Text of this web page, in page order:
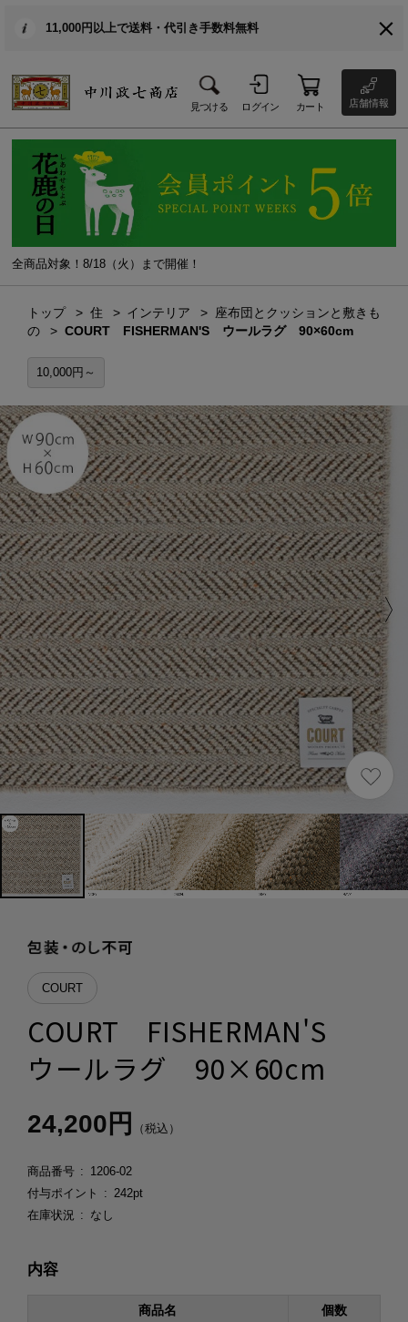
11,000円以上で送料・代引き手数料無料
見つける ログイン カート 店舗情報
全商品対象！8/18（火）まで開催！
トップ 住 インテリア
座布団とクッションと敷きも
の
COURT FISHERMAN'S ウールラグ 90×60cm
10,000円～
COURT
COURT FISHERMAN'S
ウールラグ 90×60cm
24,200円 （税込）
商品番号
1206-02
付与ポイント
242pt
在庫状況
なし
内容
商品名 個数